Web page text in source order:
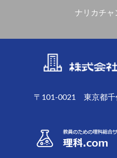
ナリカチャ
〒101-0021 東京都千